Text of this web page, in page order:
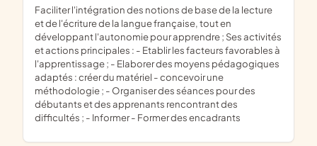
faciliter l'intégration des notions de base de la lecture
et de l'écriture de la langue française, tout en
développant l'autonomie pour apprendre ; Ses activités
et actions principales : - Etablir les facteurs favorables à
l'apprentissage ; - Elaborer des moyens pédagogiques
adaptés : créer du matériel - concevoir une
méthodologie ; - Organiser des séances pour des
débutants et des apprenants rencontrant des
difficultés ; - Informer - Former des encadrants